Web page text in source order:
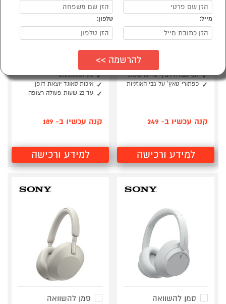
סמן להשוואה
זמן עבודה רציף עד 10 שעות
כפתורי טאץ' על גבי האוזניות
קנה עכשיו ב- 249
למידע ורכישה
סמן להשוואה
JAM V2
Bluetooth 5.0
איכות סאונד יוצאת דופן
עד 22 שעות פעולה רצופה
קנה עכשיו ב- 189
למידע ורכישה
סמן להשוואה
סמן להשוואה
מייל: טלפון: